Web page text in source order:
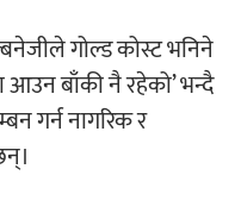
गोल्ड कोस्ट भनिने
आउन बाँकी नै रहेको’ भन्दै
गर्न नागरिक र